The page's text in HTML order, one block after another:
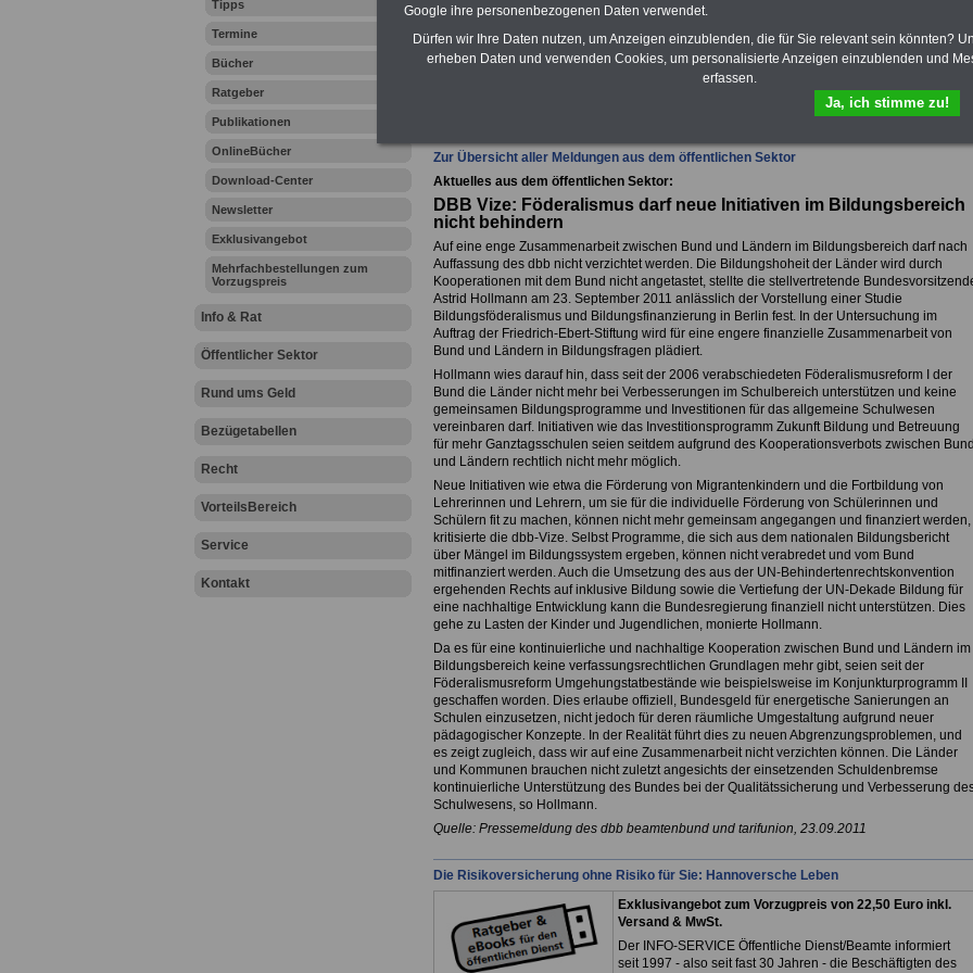
Tipps
Termine
Bücher
Ratgeber
Publikationen
OnlineBücher
Download-Center
Newsletter
Exklusivangebot
Mehrfachbestellungen zum
Vorzugspreis
Info & Rat
Öffentlicher Sektor
Rund ums Geld
Bezügetabellen
Recht
VorteilsBereich
Service
Kontakt
Zahnzusatzversicherung-
Ihr Berufsunfähigkeitsschutz - Für den Fall der Fälle: Hannoversche Leben
Zur Übersicht aller Meldungen aus dem öffentlichen Sektor
Aktuelles aus dem öffentlichen Sektor:
DBB Vize: Föderalismus darf neue Initiativen im Bildungsbereich
nicht behindern
Auf eine enge Zusammenarbeit zwischen Bund und Ländern im Bildungsbereich darf nach
Auffassung des dbb nicht verzichtet werden. Die Bildungshoheit der Länder wird durch
Kooperationen mit dem Bund nicht angetastet, stellte die stellvertretende
Astrid Hollmann am 23. September 2011 anlässlich der Vorstellung einer Studie
Bildungsföderalismus und Bildungsfinanzierung in Berlin fest. In der Untersuchung im
Auftrag der Friedrich-Ebert-Stiftung wird für eine engere finanzielle Zusammenarbeit von
Bund und Ländern in Bildungsfragen plädiert.
Hollmann wies darauf hin, dass seit der 2006 verabschiedeten Föderalismusreform I der
Bund die Länder nicht mehr bei Verbesserungen im Schulbereich unterstützen und keine
gemeinsamen Bildungsprogramme und Investitionen für das allgemeine Schulwesen
vereinbaren darf. Initiativen wie das Investitionsprogramm Zukunft Bildung und Betreuung
für mehr Ganztagsschulen seien seitdem aufgrund des Kooperationsverbots zwischen
und Ländern rechtlich nicht mehr möglich.
Neue Initiativen wie etwa die Förderung von Migrantenkindern und die Fortbildung von
Lehrerinnen und Lehrern, um sie für die individuelle Förderung von Schülerinnen und
Schülern fit zu machen, können nicht mehr gemeinsam angegangen und finanziert werden,
kritisierte die dbb-Vize. Selbst Programme, die sich aus dem nationalen Bildungsbericht
über Mängel im Bildungssystem ergeben, können nicht verabredet und vom Bund
mitfinanziert werden. Auch die Umsetzung des aus der UN-Behindertenrechtskonvention
ergehenden Rechts auf inklusive Bildung sowie die Vertiefung der UN-Dekade Bildung für
eine nachhaltige Entwicklung kann die Bundesregierung finanziell nicht unterstützen. Dies
gehe zu Lasten der Kinder und Jugendlichen, monierte Hollmann.
Da es für eine kontinuierliche und nachhaltige Kooperation zwischen Bund und Ländern im
Bildungsbereich keine verfassungsrechtlichen Grundlagen mehr gibt, seien seit der
Föderalismusreform Umgehungstatbestände wie beispielsweise im Konjunkturprogramm II
geschaffen worden. Dies erlaube offiziell, Bundesgeld für energetische Sanierungen an
Schulen einzusetzen, nicht jedoch für deren räumliche Umgestaltung aufgrund neuer
pädagogischer Konzepte. In der Realität führt dies zu neuen Abgrenzungsproblemen, und
es zeigt zugleich, dass wir auf eine Zusammenarbeit nicht verzichten können. Die Länder
und Kommunen brauchen nicht zuletzt angesichts der einsetzenden Schuldenbremse
kontinuierliche Unterstützung des Bundes bei der Qualitätssicherung und Verbesserung
Schulwesens, so Hollmann.
Quelle: Pressemeldung des dbb beamtenbund und tarifunion, 23.09.2011
Die Risikoversicherung ohne Risiko für Sie: Hannoversche Leben
Exklusivangebot zum Vorzugpreis von 22,50 Euro inkl.
Versand & MwSt.
Der INFO-SERVICE Öffentliche Dienst/Beamte informiert
seit 1997 - also seit fast 30 Jahren - die Beschäftigten des
Google ihre personenbezogenen Daten verwendet.
Dürfen wir Ihre Daten nutzen, um Anzeigen einzublenden, die für Sie relevant sein könnten?
erheben Daten und verwenden Cookies, um personalisierte Anzeigen einzublenden und
erfassen.
Ja, ich stimme zu!